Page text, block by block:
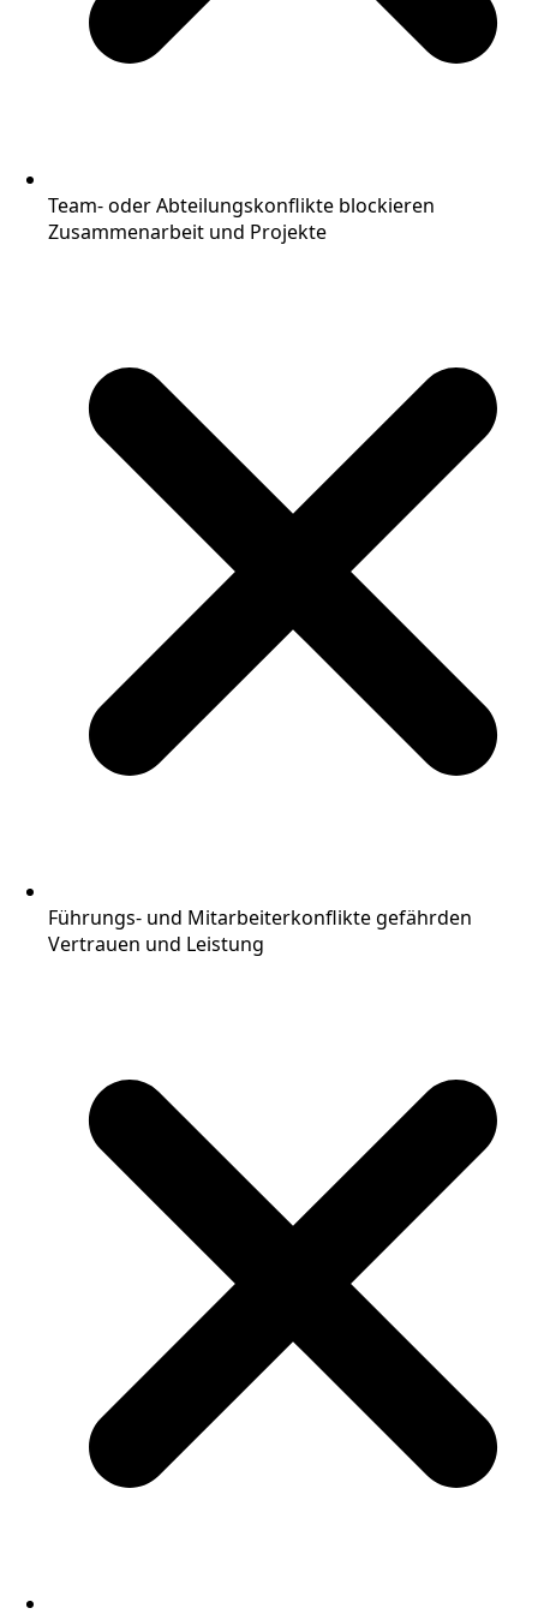
Team- oder Abteilungskonflikte blockieren
Zusammenarbeit und Projekte
Führungs- und Mitarbeiterkonflikte gefährden
Vertrauen und Leistung